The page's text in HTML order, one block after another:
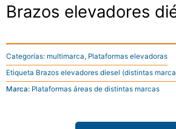
Brazos elevadores
Categorías: multimarca, Plataformas elevadoras
Etiqueta Brazos elevadores diesel (distintas
Marca: Plataformas áreas de distintas marcas